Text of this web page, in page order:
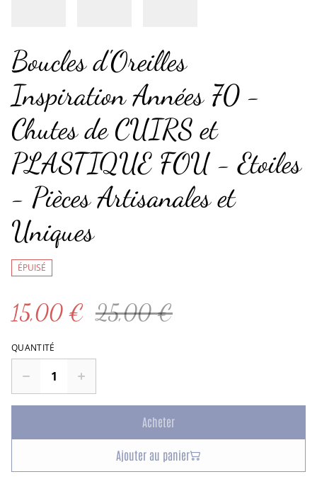
Boucles d'Oreilles
Inspiration Années 70 -
Chutes de CUIRS et
PLASTIQUE FOU - Etoiles
- Pièces Artisanales et
Uniques
ÉPUISÉ
15,00 € 25,00 €
QUANTITÉ
Acheter
Ajouter au panier